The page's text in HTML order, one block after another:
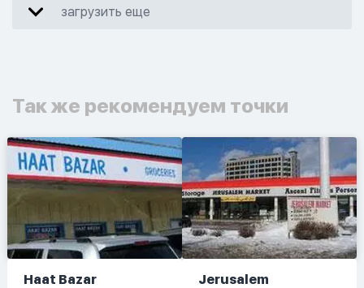
загрузить еще
Так же рекомендуем точки
Haat Bazar
Jerusalem